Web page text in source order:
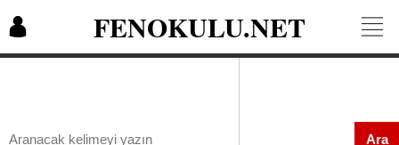
FENOKULU.NET
Ara